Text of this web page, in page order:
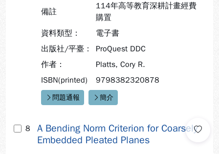
備註
114年高等教育深耕計畫經費
購置
資料類型：
電子書
出版社/平臺：
ProQuest DDC
作者：
Platts, Cory R.
ISBN(printed)
9798382320878
快速連結：
問題通報 簡介
8
A Bending Norm Criterion for Coarsely
Embedded Pleated Planes